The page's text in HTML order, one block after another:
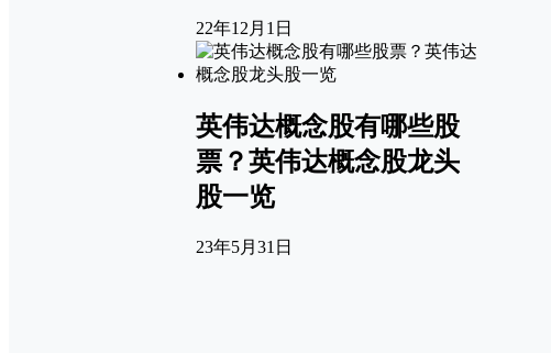
22年12月1日
英伟达概念股有哪些股
票？英伟达概念股龙头
股一览
23年5月31日